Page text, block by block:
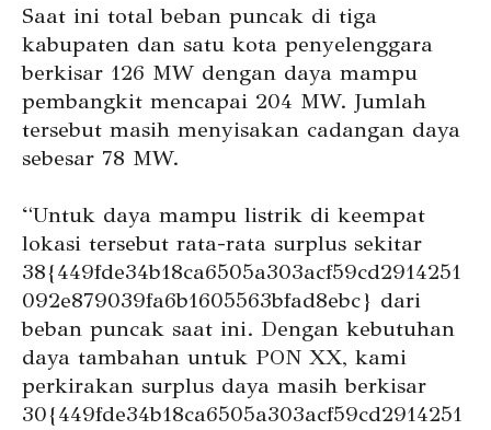
Saat ini total beban puncak di tiga
kabupaten dan satu kota penyelenggara
berkisar 126 MW dengan daya mampu
pembangkit mencapai 204 MW. Jumlah
tersebut masih menyisakan cadangan daya
sebesar 78 MW.
“Untuk daya mampu listrik di keempat
lokasi tersebut rata-rata surplus sekitar
38{449fde34b18ca6505a303acf59cd2914251
092e879039fa6b1605563bfad8ebc} dari
beban puncak saat ini. Dengan kebutuhan
daya tambahan untuk PON XX, kami
perkirakan surplus daya masih berkisar
30{449fde34b18ca6505a303acf59cd2914251